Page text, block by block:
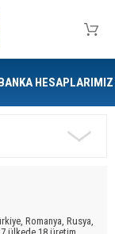
HESAPLARIMIZ
Romanya, Rusya,